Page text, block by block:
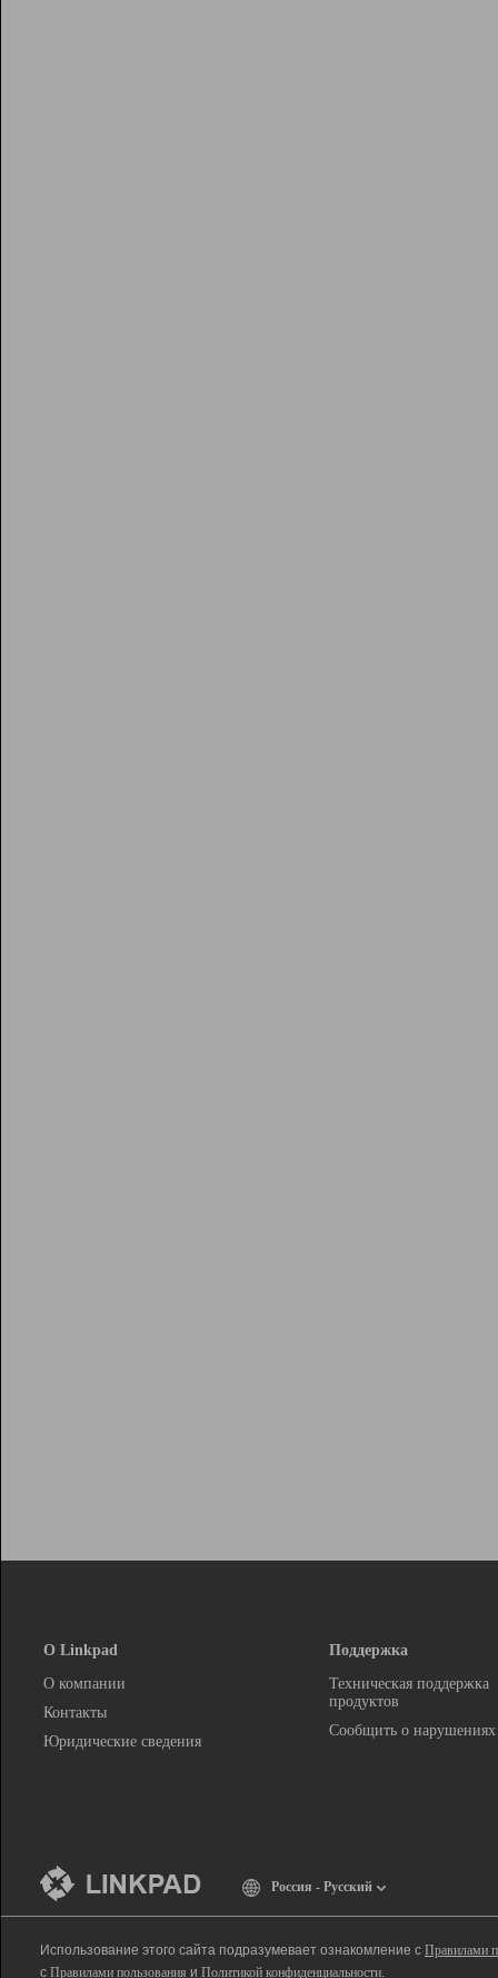
О Linkpad
О компании
Контакты
Юридические сведения
Поддержка
Техническая поддержка
продуктов
Сообщить о нарушениях
Россия - Русский
Использование этого сайта подразумевает ознакомление с Правилами
с Правилами пользования и Политикой конфиденциальности.